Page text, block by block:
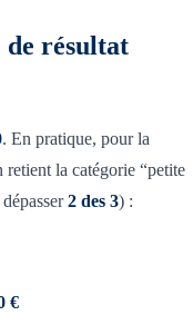
résultat
. En pratique, pour la
retient la catégorie “petite
2 des 3) :
€